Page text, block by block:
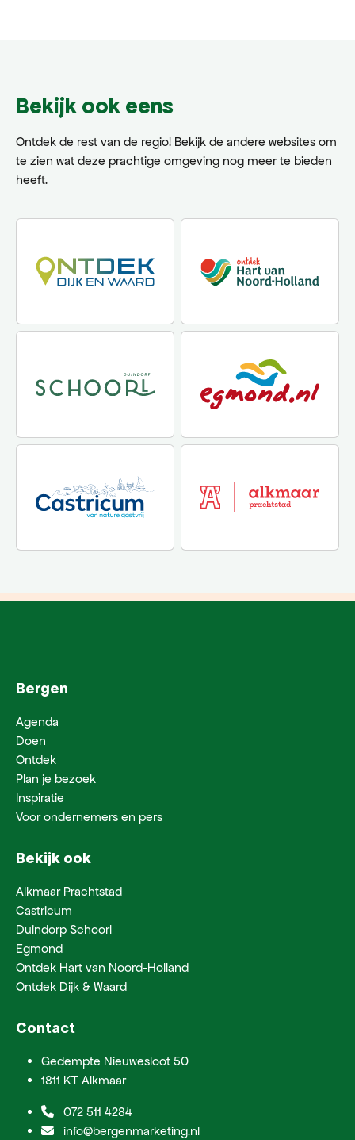
Bekijk ook eens
Ontdek de rest van de regio! Bekijk de andere websites om
te zien wat deze prachtige omgeving nog meer te bieden
heeft.
Bergen
Agenda
Doen
Ontdek
Plan je bezoek
Inspiratie
Voor ondernemers en pers
Bekijk ook
Alkmaar Prachtstad
Castricum
Duindorp Schoorl
Egmond
Ontdek Hart van Noord-Holland
Ontdek Dijk & Waard
Contact
Gedempte Nieuwesloot 50
1811 KT Alkmaar
072 511 4284
info@bergenmarketing.nl